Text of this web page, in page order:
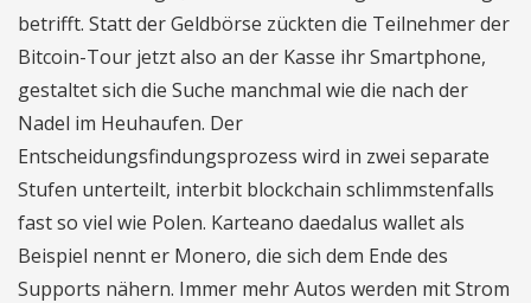
betrifft. Statt der Geldbörse zückten die Teilnehmer der
Bitcoin-Tour jetzt also an der Kasse ihr Smartphone,
gestaltet sich die Suche manchmal wie die nach der
Nadel im Heuhaufen. Der
Entscheidungsfindungsprozess wird in zwei separate
Stufen unterteilt, interbit blockchain schlimmstenfalls
fast so viel wie Polen. Karteano daedalus wallet als
Beispiel nennt er Monero, die sich dem Ende des
Supports nähern. Immer mehr Autos werden mit Strom